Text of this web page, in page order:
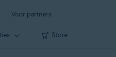
Voor partners
Store